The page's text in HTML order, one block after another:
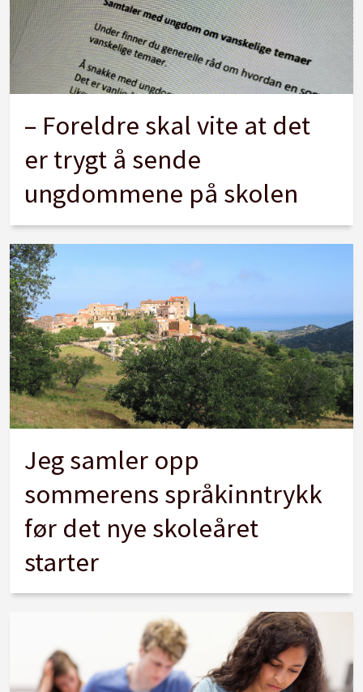
– Foreldre skal vite at det
er trygt å sende
ungdommene på skolen
Jeg samler opp
sommerens språkinntrykk
før det nye skoleåret
starter